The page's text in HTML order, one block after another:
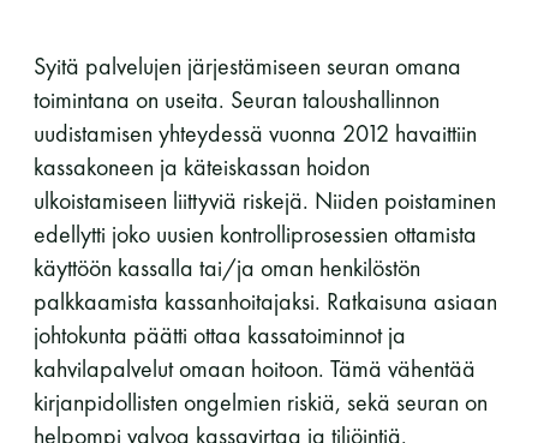
-Naisten päivät ovat maanantai ja
torstai
-Miesten päivät tiistai, keskiviikko,
perjantai ja lauantai
-Kuukauden ensimmäinen lauantai on on
jaettu lauantai
Syitä palvelujen järjestämiseen seuran omana
toimintana on useita. Seuran taloushallinnon
uudistamisen yhteydessä vuonna 2012 havaittiin
kassakoneen ja käteiskassan hoidon
ulkoistamiseen liittyviä riskejä. Niiden poistaminen
edellytti joko uusien kontrolliprosessien ottamista
käyttöön kassalla tai/ja oman henkilöstön
palkkaamista kassanhoitajaksi. Ratkaisuna asiaan
johtokunta päätti ottaa kassatoiminnot ja
kahvilapalvelut omaan hoitoon. Tämä vähentää
kirjanpidollisten ongelmien riskiä, sekä seuran on
helpompi valvoa kassavirtaa ja tiliöintiä.